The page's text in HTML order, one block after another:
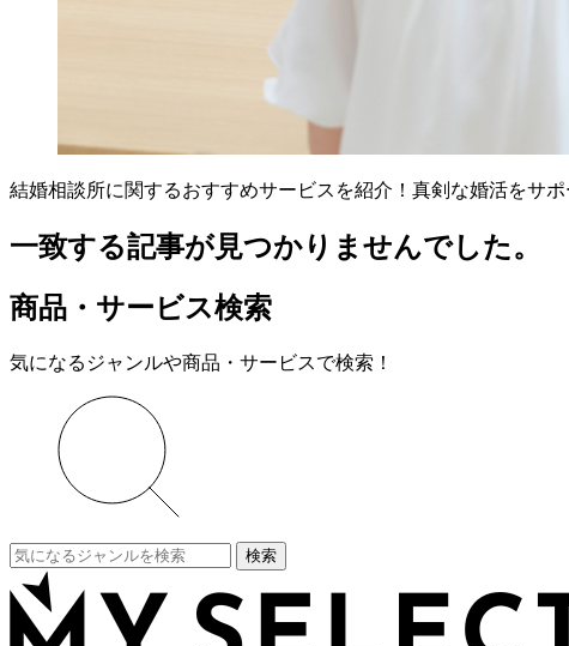
結婚相談所に関するおすすめサービスを紹介！真剣な婚活をサ
一致する記事が見つかりませんでした。
商品・サービス検索
気になるジャンルや商品・サービスで検索！
検索